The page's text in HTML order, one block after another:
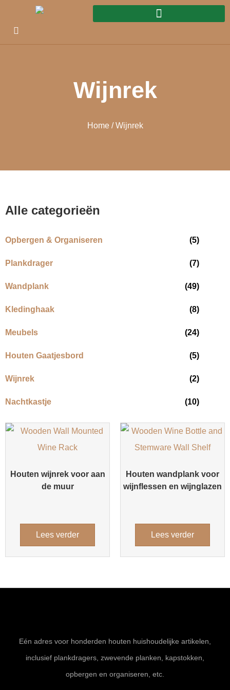
Wijnrek
Home/ Wijnrek
Alle categorieën
Opbergen & Organiseren (5)
Plankdrager (7)
Wandplank (49)
Kledinghaak (8)
Meubels (24)
Houten Gaatjesbord (5)
Wijnrek (2)
Nachtkastje (10)
Houten wijnrek voor aan
de muur
Lees verder
Houten wandplank voor
wijnflessen en wijnglazen
Lees verder
Eén adres voor honderden houten huishoudelijke artikelen,
inclusief plankdragers, zwevende planken, kapstokken,
opbergen en organiseren, etc.